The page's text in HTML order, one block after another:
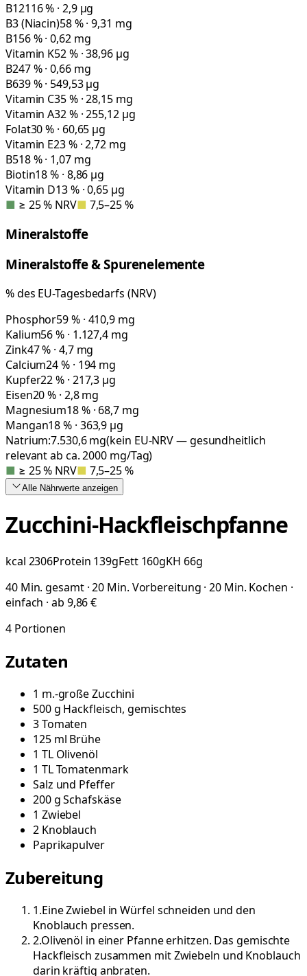
B12116 % · 2,9 µg
B3 (Niacin)58 % · 9,31 mg
B156 % · 0,62 mg
Vitamin K52 % · 38,96 µg
B247 % · 0,66 mg
B639 % · 549,53 µg
Vitamin C35 % · 28,15 mg
Vitamin A32 % · 255,12 µg
Folat30 % · 60,65 µg
Vitamin E23 % · 2,72 mg
B518 % · 1,07 mg
Biotin18 % · 8,86 µg
Vitamin D13 % · 0,65 µg
■ ≥ 25 % NRV■ 7,5–25 %
Mineralstoffe
Mineralstoffe & Spurenelemente
% des EU-Tagesbedarfs (NRV)
Phosphor59 % · 410,9 mg
Kalium56 % · 1.127,4 mg
Zink47 % · 4,7 mg
Calcium24 % · 194 mg
Kupfer22 % · 217,3 µg
Eisen20 % · 2,8 mg
Magnesium18 % · 68,7 mg
Mangan18 % · 363,9 µg
Natrium:7.530,6mg(kein EU-NRV — gesundheitlich
relevant ab ca. 2000 mg/Tag)
■ ≥ 25 % NRV■ 7,5–25 %
Alle Nährwerte anzeigen
Zucchini-Hackfleischpfanne
kcal 2306Protein 139gFett 160gKH 66g
40 Min. gesamt · 20 Min. Vorbereitung · 20 Min. Kochen ·
einfach · ab 9,86 €
4 Portionen
Zutaten
1 m.-großeZucchini
500g Hackfleisch, gemischtes
3Tomaten
125 ml Brühe
1 TL Olivenöl
1 TLTomatenmark
Salz und Pfeffer
200gSchafskäse
1 Zwiebel
2 Knoblauch
Paprikapulver
Zubereitung
1.Eine Zwiebel in Würfel schneiden und den
Knoblauch pressen.
2.Olivenöl in einer Pfanne erhitzen. Das gemischte
Hackfleisch zusammen mit Zwiebeln und Knoblauch
darin kräftig anbraten.